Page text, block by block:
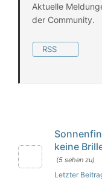
Aktuelle
der Community.
RSS
keine
(5 sehen zu)
Letzter